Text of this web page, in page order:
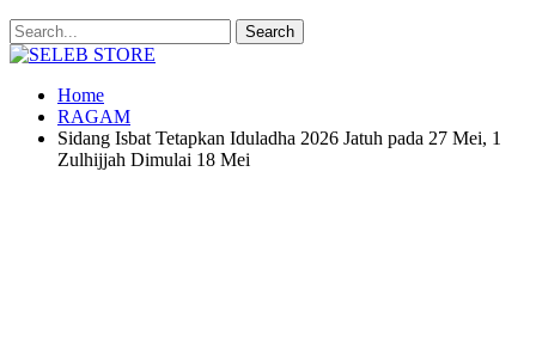
Home
RAGAM
Sidang Isbat Tetapkan Iduladha 2026 Jatuh pada 27 Mei, 1
Zulhijjah Dimulai 18 Mei